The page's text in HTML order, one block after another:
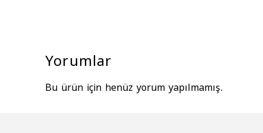
Yorumlar
Bu ürün için henüz yorum yapılmamış.